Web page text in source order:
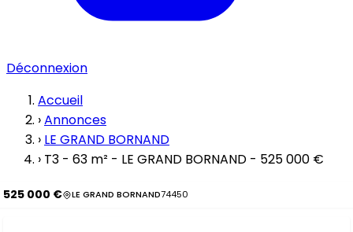
Déconnexion
Accueil
›Annonces
› LE GRAND BORNAND
› T3 - 63 m² - LE GRAND BORNAND - 525 000 €
525 000 € LE GRAND BORNAND74450